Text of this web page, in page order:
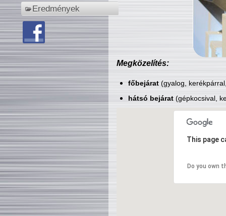
Eredmények
Megközelítés:
főbejárat(gyalog,
hátsó bejárat(gépkocsival,
This page
Do you own